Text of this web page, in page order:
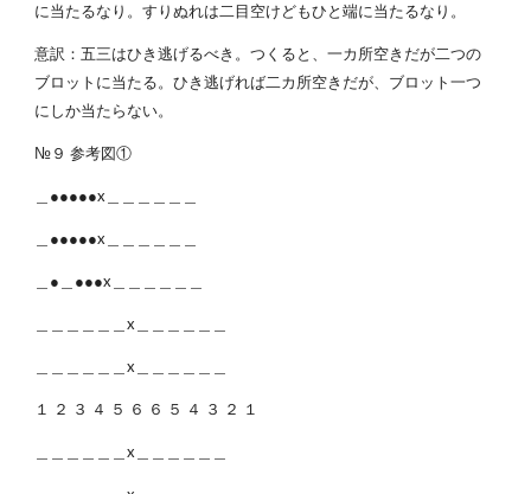
に当たるなり。すりぬれは二目空けどもひと端に当たるなり。
意訳：五三はひき逃げるべき。つくると、一カ所空きだが二つの
ブロットに当たる。ひき逃げれば二カ所空きだが、ブロット一つ
にしか当たらない。
№９ 参考図①
＿●●●●●x＿＿＿＿＿＿
＿●●●●●x＿＿＿＿＿＿
＿●＿●●●x＿＿＿＿＿＿
＿＿＿＿＿＿x＿＿＿＿＿＿
＿＿＿＿＿＿x＿＿＿＿＿＿
１ ２ ３ ４ ５ ６ ６ ５ ４ ３ ２ １
＿＿＿＿＿＿x＿＿＿＿＿＿